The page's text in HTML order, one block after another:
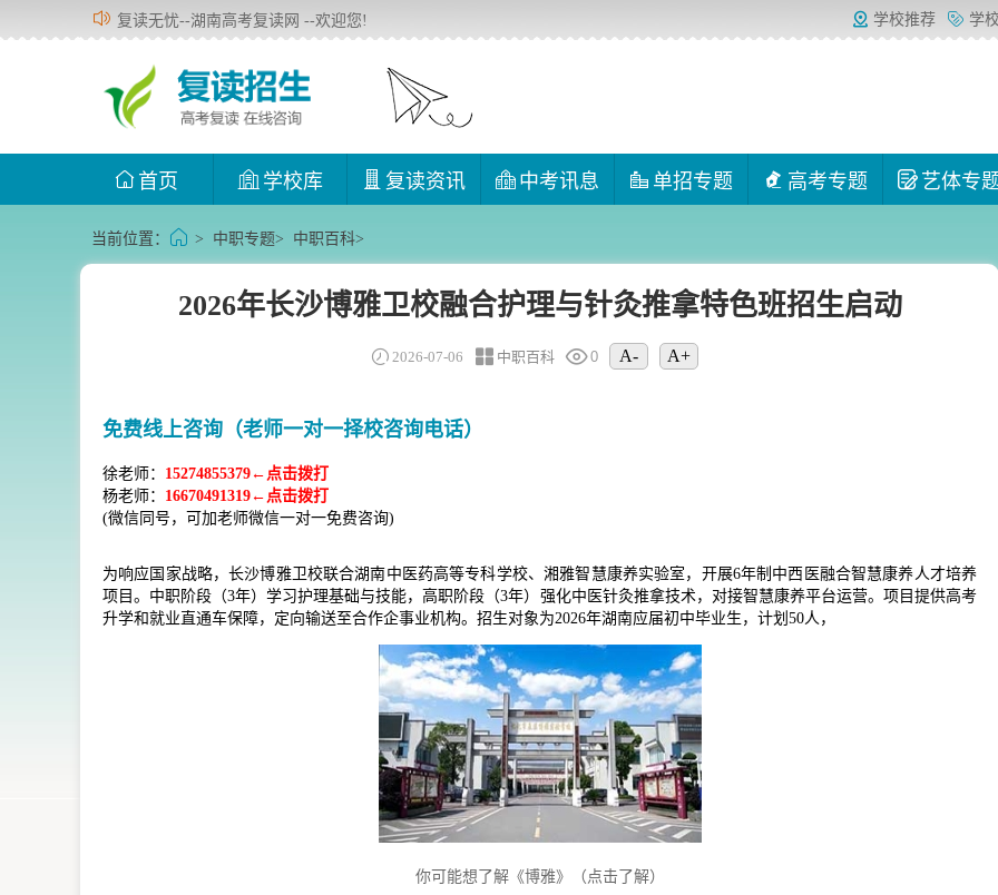
复读无忧--湖南高考复读网 --欢迎您!
首页 学校库 复读资讯 中考讯息 单招专题 高考专题 艺体专
学校推荐 学
当前位置： > 中职专题> 中职百科>
2026年长沙博雅卫校融合护理与针灸推拿特色班招生启动
2026-07-06 中职百科 0 A- A+
免费线上咨询（老师一对一择校咨询电话）
徐老师： 15274855379←点击拨打
杨老师： 16670491319←点击拨打
(微信同号，可加老师微信一对一免费咨询)
为响应国家战略，长沙博雅卫校联合湖南中医药高等专科学校、湘雅智慧康养实验室，开展6年制中西医融合智慧康养人才培养
项目。中职阶段（3年）学习护理基础与技能，高职阶段（3年）强化中医针灸推拿技术，对接智慧康养平台运营。项目提供高考
升学和就业直通车保障，定向输送至合作企事业机构。招生对象为2026年湖南应届初中毕业生，计划50人，
你可能想了解《博雅》（点击了解）